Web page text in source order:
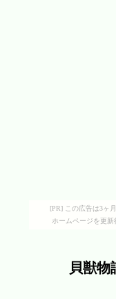
[PR] この広告は3ヶ
ホームページを更
貝獣